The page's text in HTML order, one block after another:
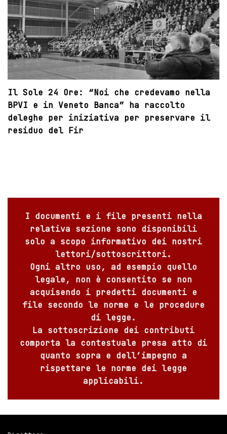
Il Sole 24 Ore: “Noi che credevamo nella
BPVI e in Veneto Banca” ha raccolto
deleghe per iniziativa per preservare il
residuo del Fir
I documenti e i file presenti nella
relativa sezione sono disponibili
solo a scopo informativo dei nostri
lettori/sottoscrittori.
Ogni altro uso, ad esempio quello
legale, non è consentito se non
acquisendo i predetti documenti e
file secondo le norme e le procedure
di legge.
La sottoscrizione dei contributi
comporta la contestuale presa atto di
quanto sopra e dell’impegno a
rispettare le norme dei legge
applicabili.